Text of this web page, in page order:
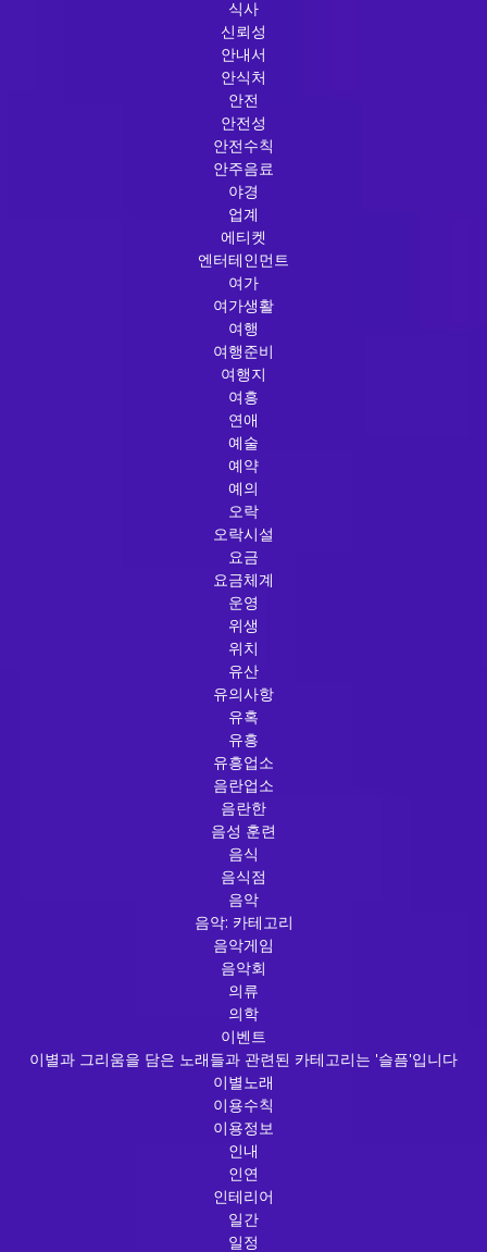
식사
신뢰성
안내서
안식처
안전
안전성
안전수칙
안주음료
야경
업계
에티켓
엔터테인먼트
여가
여가생활
여행
여행준비
여행지
여흥
연애
예술
예약
예의
오락
오락시설
요금
요금체계
운영
위생
위치
유산
유의사항
유혹
유흥
유흥업소
음란업소
음란한
음성 훈련
음식
음식점
음악
음악: 카테고리
음악게임
음악회
의류
의학
이벤트
이별과 그리움을 담은 노래들과 관련된 카테고리는 '슬픔'입니다
이별노래
이용수칙
이용정보
인내
인연
인테리어
일간
일정